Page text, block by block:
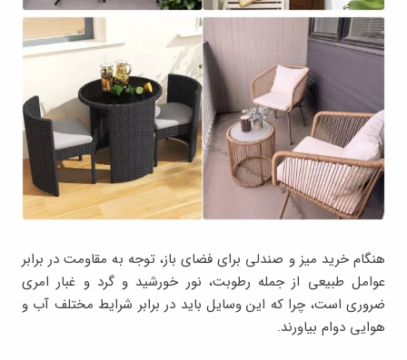
هنگام خرید میز و صندلی برای فضای باز، توجه به مقاومت در برابر
عوامل طبیعی از جمله رطوبت، نور خورشید و گرد و غبار امری
ضروری است، چرا که این وسایل باید در برابر شرایط مختلف آب ‌و‌
هوایی دوام بیاورند.